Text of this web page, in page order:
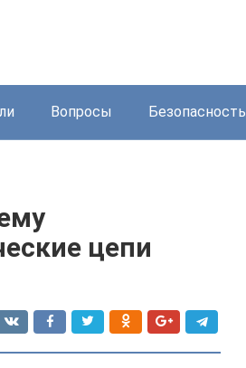
Вопросы Безопасность
цепи